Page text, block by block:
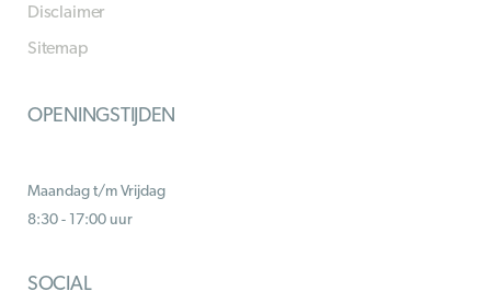
Disclaimer
Sitemap
OPENINGSTIJDEN
Maandag t/m Vrijdag
8:30 - 17:00 uur
SOCIAL